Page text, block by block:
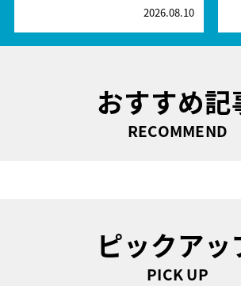
2026.08.10
おすすめ記
RECOMMEND
ピックアッ
PICK UP